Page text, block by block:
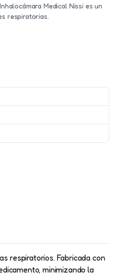
Medical Nissi es un
respiratorias.
respiratorios. Fabricada con
minimizando la